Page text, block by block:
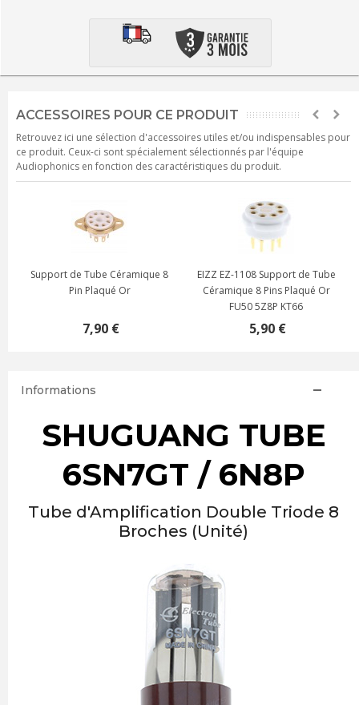
ACCESSOIRES POUR CE PRODUIT
Retrouvez ici une sélection d'accessoires utiles et/ou indispensables pour
ce produit. Ceux-ci sont spécialement sélectionnés par l'équipe
Audiophonics en fonction des caractéristiques du produit.
Support de Tube Céramique 8
Pin Plaqué Or
7,90 €
EIZZ EZ-1108 Support de Tube
Céramique 8 Pins Plaqué Or
FU50 5Z8P KT66
5,90 €
Informations
SHUGUANG TUBE
6SN7GT / 6N8P
Tube d'Amplification Double Triode 8
Broches (Unité)